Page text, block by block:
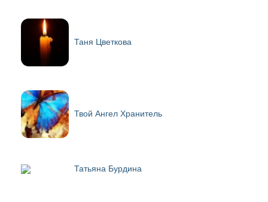
Таня Цветкова
Твой Ангел Хранитель
Татьяна Бурдина